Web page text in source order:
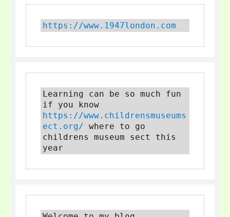
https://www.1947london.com
Learning can be so much fun
https://www.childrensmuseums
ect.org/ where to go
childrens museum sect this
year